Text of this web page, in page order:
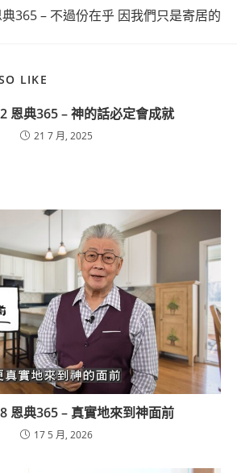
365 – 不過份在乎 因我們只是寄居的
LIKE
恩典365 – 神的話必定會成就
21 7 月, 2025
恩典365 – 真實地來到神面前
17 5 月, 2026